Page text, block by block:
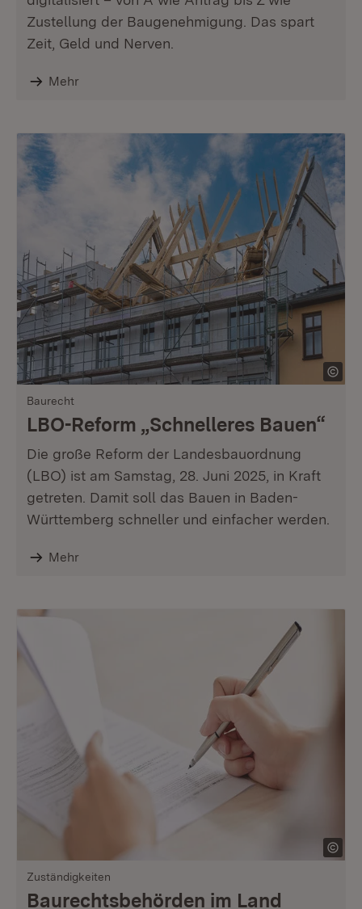
Zustellung der Baugenehmigung. Das spart
Zeit, Geld und Nerven.
Mehr
Baurecht
LBO-Reform „Schnelleres Bauen“
Die große Reform der Landesbauordnung
(LBO) ist am Samstag, 28. Juni 2025, in Kraft
getreten. Damit soll das Bauen in Baden-
Württemberg schneller und einfacher werden.
Mehr
Zuständigkeiten
Baurechtsbehörden im Land